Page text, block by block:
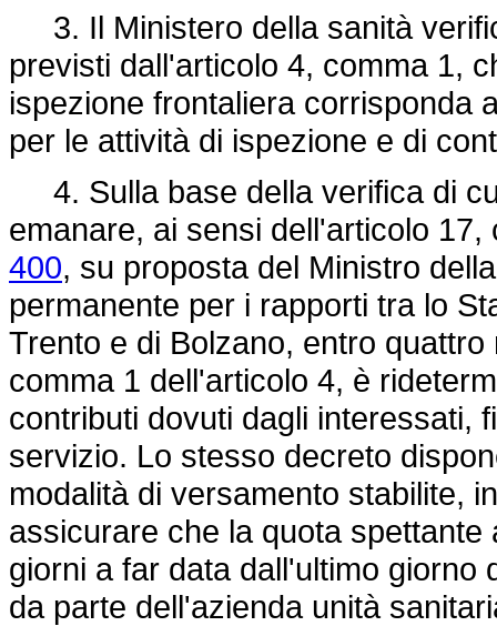
3. Il Ministero della sanità
previsti dall'articolo 4, comma 1,
ispezione frontaliera corrisponda
per le attività di ispezione e di
4. Sulla base della verifica di
emanare, ai sensi dell'articolo
400, su proposta del Ministro
permanente per i rapporti tra lo
Trento e di Bolzano, entro
comma 1 dell'articolo 4, è
contributi dovuti dagli interessati,
servizio. Lo stesso decreto
modalità di versamento stabilite,
assicurare che la quota
giorni a far data dall'ultimo
da parte dell'azienda unità